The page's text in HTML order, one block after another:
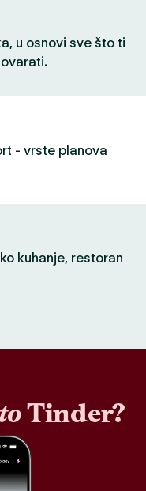
u osnovi sve što ti
- vrste planova
kuhanje, restoran
Tinder?